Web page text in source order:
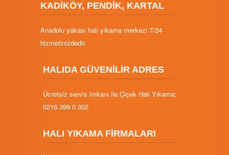
KADİKÖY, PENDİK, KARTAL
Anadolu yakası halı yıkama merkezi 7/24
hizmetinizdedir.
HALIDA GÜVENİLİR ADRES
Ücretsiz servis imkanı ile Çiçek Halı Yıkama;
0216 399 0 302
HALI YIKAMA FİRMALARI